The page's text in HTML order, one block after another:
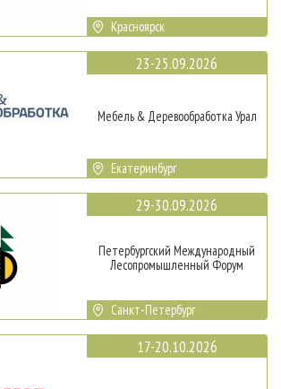
Красноярск
23-25.09.2026
Мебель & Деревообработка Урал
Екатеринбург
29-30.09.2026
Петербургский Международный
Лесопромышленный Форум
Санкт-Петербург
17-20.10.2026